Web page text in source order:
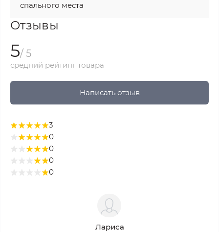
спального места
Отзывы
5/ 5
средний рейтинг товара
Написать отзыв
3
0
0
0
0
Лариса